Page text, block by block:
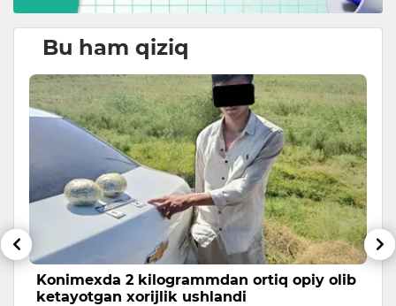
Bu ham qiziq
Konimexda 2 kilogrammdan ortiq opiy olib
ketayotgan xorijlik ushlandi